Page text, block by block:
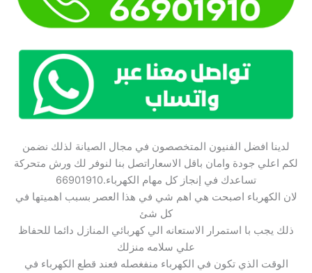
لدينا افضل الفنيون المتخصصون في مجال الصيانة لذلك نضمن
لكم اعلي جودة وامان باقل الاسعاراتصل بنا لنوفر لك ورش متحركة
تساعدك في إنجاز كل مهام الكهرباء.66901910
لان الكهرباء اصبحت هي اهم شي في هذا العصر بسبب اهميتها في
كل شئ
ذلك يجب با استمرار الاستعانه الي كهربائي المنازل دائما للحفاظ
علي سلامه منزلك
الوقت الذي تكون في الكهرباء منفغصله فعند قطع الكهرباء في